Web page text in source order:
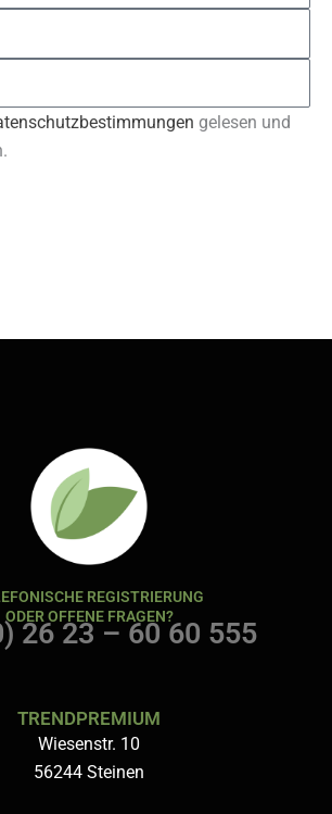
gelesen und
REGISTRIERUNG
ODER OFFENE FRAGEN?
26 23 – 60 60 555
TRENDPREMIUM
Wiesenstr. 10
56244 Steinen